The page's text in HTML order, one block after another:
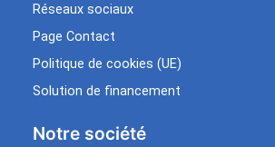
Réseaux sociaux
Page Contact
Politique de cookies (UE)
Solution de financement
Notre société